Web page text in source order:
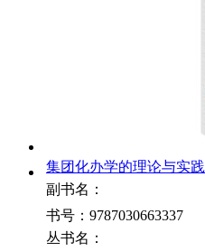
集团化办学的理论与实践
副书名：
书号：9787030663337
丛书名：